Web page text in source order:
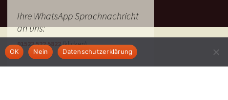
Ihre WhatsApp Sprachnachricht
an uns:
01522 522 5822 (klicken)
OK Nein Datenschutzerklärung